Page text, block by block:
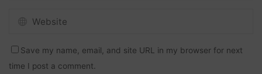
Save my name, email, and site URL in my browser for next
time I post a comment.